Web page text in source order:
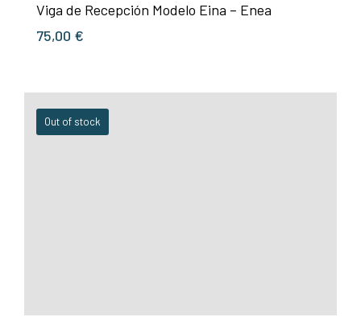
Viga de Recepción Modelo Eina – Enea
75,00 €
Out of stock